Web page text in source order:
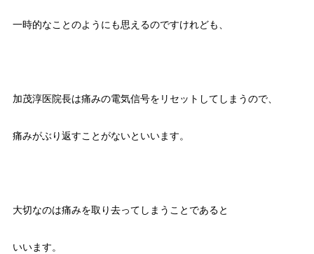
一時的なことのようにも思えるのですけれども、
加茂淳医院長は痛みの電気信号をリセットしてしまうので、
痛みがぶり返すことがないといいます。
大切なのは痛みを取り去ってしまうことであると
いいます。